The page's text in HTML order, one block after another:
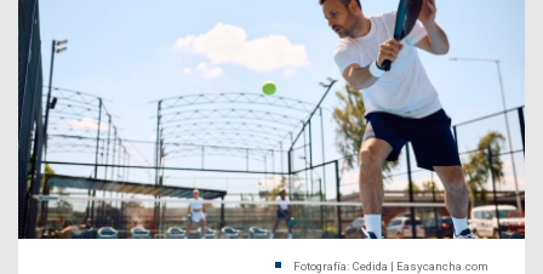
Fotografía: Cedida | Easycancha.com